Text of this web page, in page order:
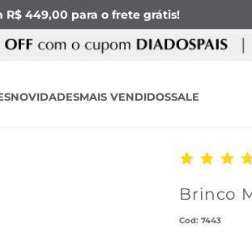
R$ 449,00 para o frete grátis!
NOVIDADESMAIS VENDIDOSSALE
Brinco
:7443